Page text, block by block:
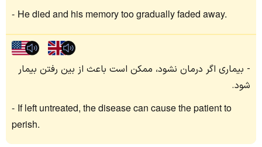
He died and his memory too gradually faded away.
بیماری اگر درمان نشود، ممکن است باعث از بین رفتن بیمار
شود.
If left untreated, the disease can cause the patient to
perish.